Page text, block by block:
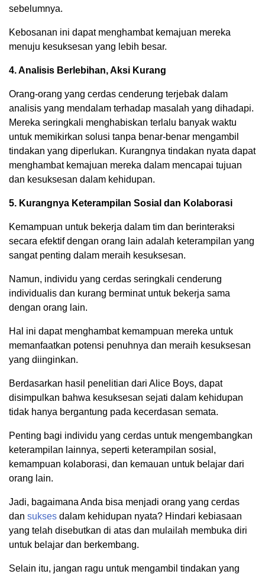
sebelumnya.
Kebosanan ini dapat menghambat kemajuan mereka
menuju kesuksesan yang lebih besar.
4. Analisis Berlebihan, Aksi Kurang
Orang-orang yang cerdas cenderung terjebak dalam
analisis yang mendalam terhadap masalah yang dihadapi.
Mereka seringkali menghabiskan terlalu banyak waktu
untuk memikirkan solusi tanpa benar-benar mengambil
tindakan yang diperlukan. Kurangnya tindakan nyata dapat
menghambat kemajuan mereka dalam mencapai tujuan
dan kesuksesan dalam kehidupan.
5. Kurangnya Keterampilan Sosial dan Kolaborasi
Kemampuan untuk bekerja dalam tim dan berinteraksi
secara efektif dengan orang lain adalah keterampilan yang
sangat penting dalam meraih kesuksesan.
Namun, individu yang cerdas seringkali cenderung
individualis dan kurang berminat untuk bekerja sama
dengan orang lain.
Hal ini dapat menghambat kemampuan mereka untuk
memanfaatkan potensi penuhnya dan meraih kesuksesan
yang diinginkan.
Berdasarkan hasil penelitian dari Alice Boys, dapat
disimpulkan bahwa kesuksesan sejati dalam kehidupan
tidak hanya bergantung pada kecerdasan semata.
Penting bagi individu yang cerdas untuk mengembangkan
keterampilan lainnya, seperti keterampilan sosial,
kemampuan kolaborasi, dan kemauan untuk belajar dari
orang lain.
Jadi, bagaimana Anda bisa menjadi orang yang cerdas
dan sukses dalam kehidupan nyata? Hindari kebiasaan
yang telah disebutkan di atas dan mulailah membuka diri
untuk belajar dan berkembang.
Selain itu, jangan ragu untuk mengambil tindakan yang